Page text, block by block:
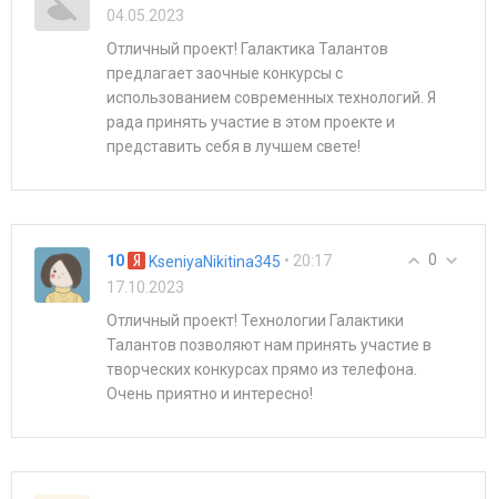
04.05.2023
Отличный проект! Галактика Талантов
предлагает заочные конкурсы с
использованием современных технологий. Я
рада принять участие в этом проекте и
представить себя в лучшем свете!
0
10 KseniyaNikitina345 • 20:17
17.10.2023
Отличный проект! Технологии Галактики
Талантов позволяют нам принять участие в
творческих конкурсах прямо из телефона.
Очень приятно и интересно!